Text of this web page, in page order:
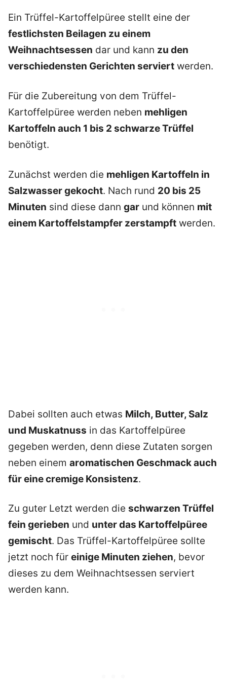
Ein Trüffel-Kartoffelpüree stellt eine der
festlichsten Beilagen zu einem
Weihnachtsessen dar und kann zu den
verschiedensten Gerichten serviert werden.
Für die Zubereitung von dem Trüffel-
Kartoffelpüree werden neben mehligen
Kartoffeln auch 1 bis 2 schwarze Trüffel
benötigt.
Zunächst werden die mehligen Kartoffeln in
Salzwasser gekocht. Nach rund 20 bis 25
Minuten sind diese dann gar und können mit
einem Kartoffelstampfer zerstampft werden.
Dabei sollten auch etwas Milch, Butter, Salz
und Muskatnuss in das Kartoffelpüree
gegeben werden, denn diese Zutaten sorgen
neben einem aromatischen Geschmack auch
für eine cremige Konsistenz.
Zu guter Letzt werden die schwarzen Trüffel
fein gerieben und unter das Kartoffelpüree
gemischt. Das Trüffel-Kartoffelpüree sollte
jetzt noch für einige Minuten ziehen, bevor
dieses zu dem Weihnachtsessen serviert
werden kann.